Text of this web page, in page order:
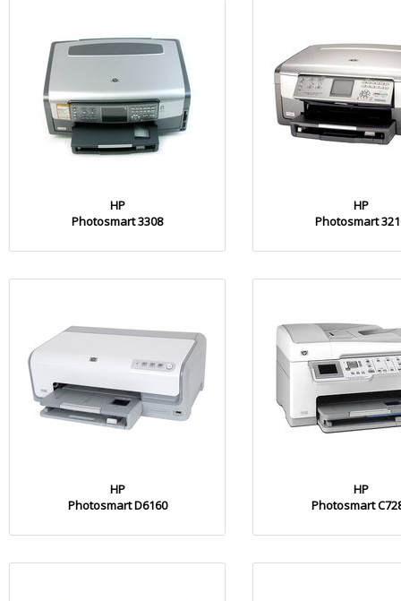
HP
Photosmart 3308
HP
Photosmart
HP
Photosmart D6160
HP
Photosmart